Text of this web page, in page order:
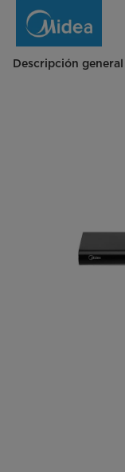
Descripción general